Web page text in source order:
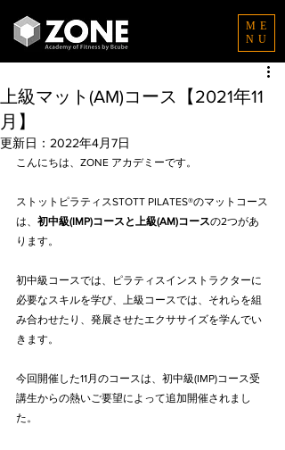
ME
NU
上級マット(AM)コース【2021年11
月】
更新日： 2022年4月7日
こんにちは、ZONE アカデミーです。
ストットピラティスSTOTT PILATES®のマットコース
は、 初中級(IMP)コースと上級(AM)コースの2つがあ
ります。
初中級コースでは、ピラティスインストラクターに
必要なスキルを学び、上級コースでは、それらを組
み合わせたり、発展させたエクササイズを学んでい
きます。
今回開催した11月のコースは、初中級(IMP)コース受
講生からの熱いご要望によって追加開催されまし
た。